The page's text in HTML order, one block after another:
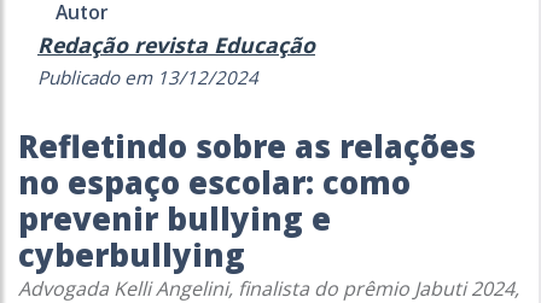
Autor
Redação revista Educação
Publicado em 13/12/2024
Refletindo sobre as relações
no espaço escolar: como
prevenir bullying e
cyberbullying
Advogada Kelli Angelini, finalista do prêmio Jabuti 2024,